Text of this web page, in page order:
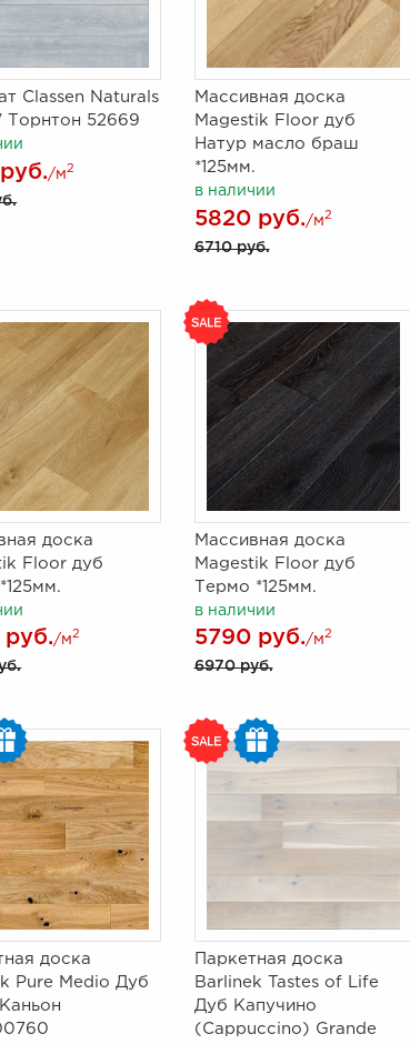
Classen Naturals
Торнтон 52669
/м2
Массивная доска
Magestik Floor дуб
Натур масло браш
*125мм.
в наличии
5820 руб./м2
6710 руб.
доска
Floor дуб
руб./м2
Массивная доска
Magestik Floor дуб
Термо *125мм.
в наличии
5790 руб./м 2
6970 руб.
доска
Pure Medio Дуб
Паркетная доска
Barlinek Tastes of Life
Дуб Капучино
(Cappuccino) Grande